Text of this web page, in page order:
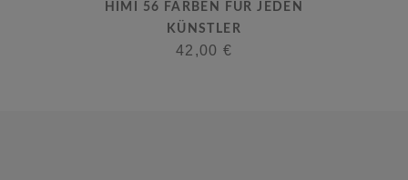
HIMI 56 FARBEN FÜR JEDEN
KÜNSTLER
42,00 €